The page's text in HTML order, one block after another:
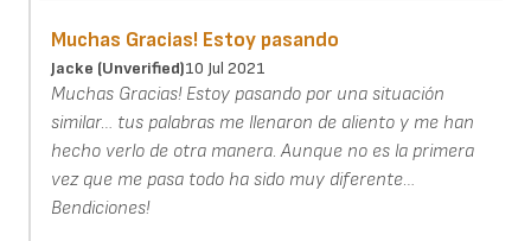
Muchas Gracias! Estoy pasando
Jacke (unverified)10 Jul 2021
Muchas Gracias! Estoy pasando por una situación
similar… tus palabras me llenaron de aliento y me han
hecho verlo de otra manera. Aunque no es la primera
vez que me pasa todo ha sido muy diferente…
Bendiciones!